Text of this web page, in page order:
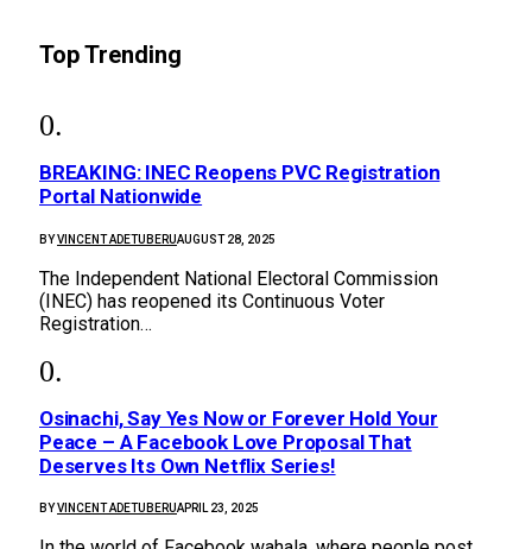
Top Trending
BREAKING: INEC Reopens PVC Registration
Portal Nationwide
BYVINCENT ADETUBERUAUGUST 28, 2025
The Independent National Electoral Commission
(INEC) has reopened its Continuous Voter
Registration…
Osinachi, Say Yes Now or Forever Hold Your
Peace – A Facebook Love Proposal That
Deserves Its Own Netflix Series!
BYVINCENT ADETUBERUAPRIL 23, 2025